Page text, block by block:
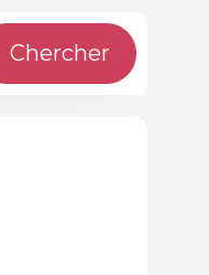
Chercher